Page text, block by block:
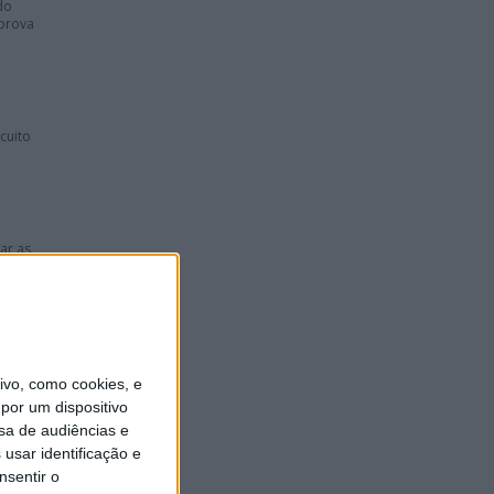
como cookies, e
um dispositivo
de audiências e
identificação e
o
as